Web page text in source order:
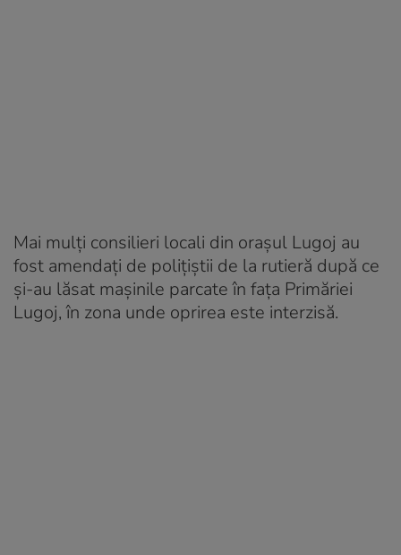
Mai mulţi consilieri locali din oraşul Lugoj au
fost amendaţi de poliţiştii de la rutieră după ce
şi-au lăsat maşinile parcate în faţa Primăriei
Lugoj, în zona unde oprirea este interzisă.